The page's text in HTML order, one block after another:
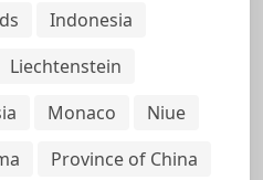
Indonesia
Liechtenstein
Monaco
Niue
Province of China